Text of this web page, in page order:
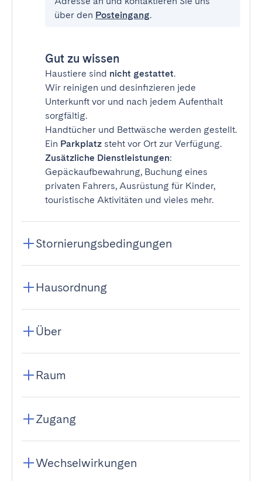
über den Posteingang.
Gut zu wissen
Haustiere sind nicht gestattet.
Wir reinigen und desinfizieren jede
Unterkunft vor und nach jedem Aufenthalt
sorgfältig.
Handtücher und Bettwäsche werden gestellt.
Ein Parkplatz steht vor Ort zur Verfügung.
Zusätzliche Dienstleistungen:
Gepäckaufbewahrung, Buchung eines
privaten Fahrers, Ausrüstung für Kinder,
touristische Aktivitäten und vieles mehr.
Stornierungsbedingungen
Hausordnung
Über
Raum
Zugang
Wechselwirkungen